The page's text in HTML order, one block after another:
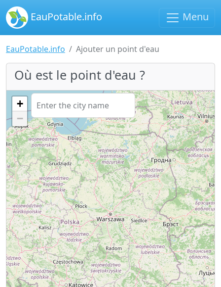
EauPotable.info Menu
EauPotable.info Ajouter un point d'eau
Où est le point d'eau ?
+
−